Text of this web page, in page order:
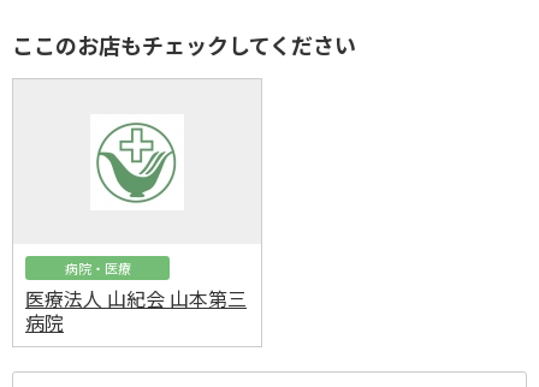
ここのお店もチェックしてください
病院・医療
医療法人 山紀会 山本第三
病院